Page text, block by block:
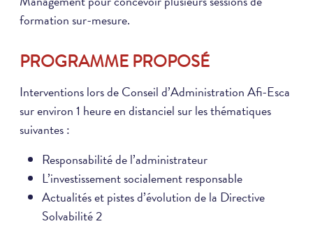
formation sur-mesure.
PROGRAMME PROPOSÉ
Interventions lors de Conseil d’Administration Afi-Esca
sur environ 1 heure en distanciel sur les thématiques
suivantes :
Responsabilité de l’administrateur
L’investissement socialement responsable
Actualités et pistes d’évolution de la Directive
Solvabilité 2